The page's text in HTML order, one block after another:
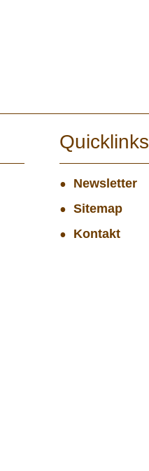
Quicklinks
Newsletter
Sitemap
Kontakt